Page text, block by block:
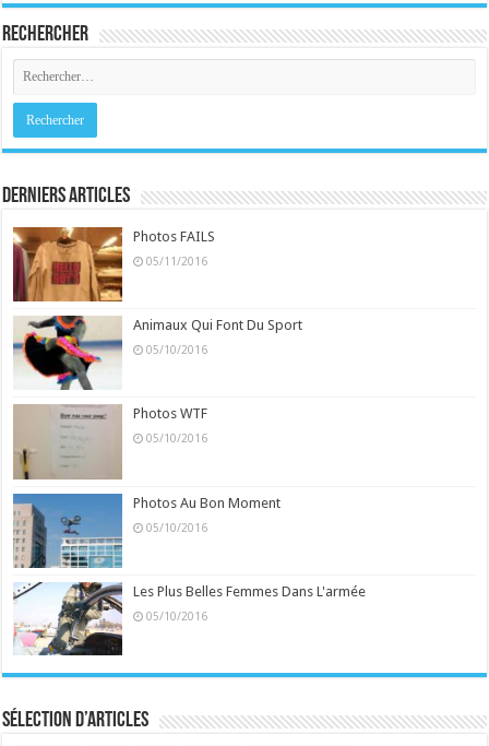
Rechercher
Derniers Articles
Photos FAILS
05/11/2016
Animaux Qui Font Du Sport
05/10/2016
Photos WTF
05/10/2016
Photos Au Bon Moment
05/10/2016
Les Plus Belles Femmes Dans L'armée
05/10/2016
Sélection d’articles